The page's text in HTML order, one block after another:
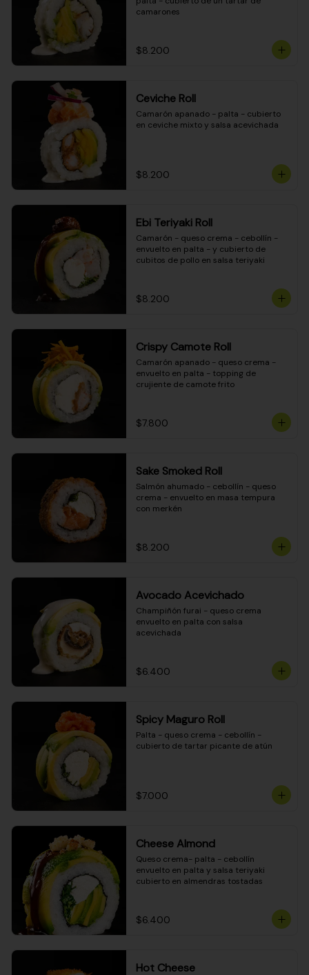
camarones
$8.200
Ceviche Roll
Camarón apanado - palta - cubierto
en ceviche mixto y salsa acevichada
$8.200
Ebi Teriyaki Roll
Camarón - queso crema - cebollín -
envuelto en palta - y cubierto de
cubitos de pollo en salsa teriyaki
$8.200
Crispy Camote Roll
Camarón apanado - queso crema -
envuelto en palta - topping de
crujiente de camote frito
$7.800
Sake Smoked Roll
Salmón ahumado - cebollín - queso
crema - envuelto en masa tempura
con merkén
$8.200
Avocado Acevichado
Champiñón furai - queso crema
envuelto en palta con salsa
acevichada
$6.400
Spicy Maguro Roll
Palta - queso crema - cebollín -
cubierto de tartar picante de atún
$7.000
Cheese Almond
Queso crema- palta - cebollín
envuelto en palta y salsa teriyaki
cubierto en almendras tostadas
$6.400
Hot Cheese